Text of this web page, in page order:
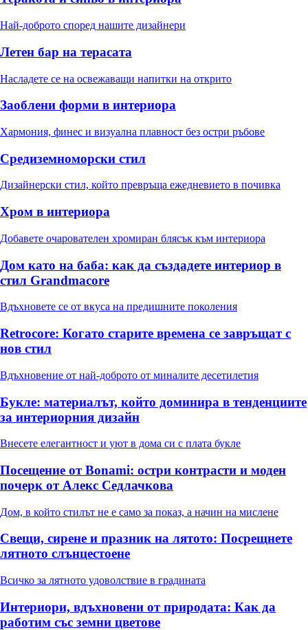
Най-доброто според нашите дизайнери
Летен бар на терасата
Насладете се на освежаващи напитки на открито
Заоблени форми в интериора
Хармония, финес и визуална плавност без остри ръбове
Средиземноморски стил
Дизайнерски стил, който превръща ежедневието в почивка
Хром в интериора
Добавете очарователен хромиран блясък към интериора
Дом като на баба: как да създадете интериор в
стил Grandmacore
Вдъхновете се от вкуса на предишните поколения
Retrocore: Когато старите времена се завръщат с
нов стил
Вдъхновение от най-доброто от миналите десетилетия
Букле: материалът, който доминира в тенденциите
за интериорния дизайн
Внесете елегантност и уют в дома си с плата букле
Посещение от Bonami: остри контрасти и моден
почерк от Алекс Седлачкова
Дом, в който стилът не е само за показ, а начин на мислене
Свещи, сирене и празник на лятото: Посрещнете
лятното слънцестоене
Всичко за лятното удоволствие в градината
Интериори, вдъхновени от природата: Как да
работим със земни цветове